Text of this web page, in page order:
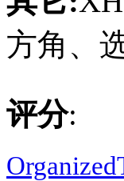
方角、
评分: